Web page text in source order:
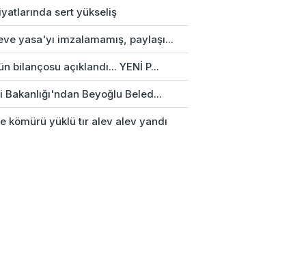
sert yükseliş
yasa'yı imzalamamış, paylaşı...
bilançosu açıklandı... YENİ P...
Bakanlığı'ndan Beyoğlu Beled...
kömürü yüklü tır alev alev yandı